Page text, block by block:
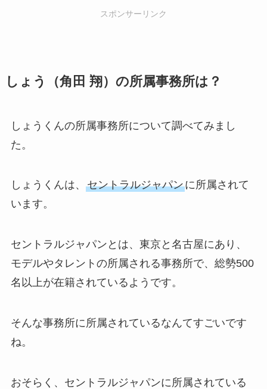
スポンサーリンク
しょう（角田 翔）の所属事務所は？
しょうくんの所属事務所について調べてみまし
た。
しょうくんは、 セントラルジャパンに所属されて
います。
セントラルジャパンとは、東京と名古屋にあり、
モデルやタレントの所属される事務所で、総勢500
名以上が在籍されているようです。
そんな事務所に所属されているなんてすごいです
ね。
おそらく、セントラルジャパンに所属されている